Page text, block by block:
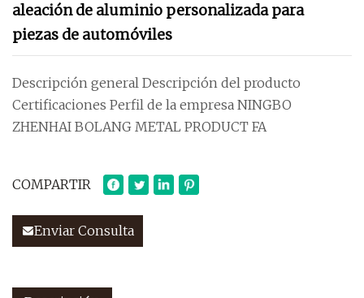
aleación de aluminio personalizada para
piezas de automóviles
Descripción general Descripción del producto
Certificaciones Perfil de la empresa NINGBO
ZHENHAI BOLANG METAL PRODUCT FA
COMPARTIR
Enviar Consulta